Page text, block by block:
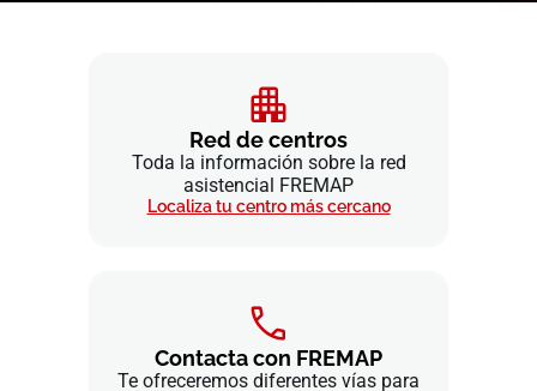
Red de centros
Toda la información sobre la red
asistencial FREMAP
Localiza tu centro más cercano
Contacta con FREMAP
Te ofreceremos diferentes vías para